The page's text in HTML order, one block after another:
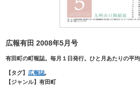
広報有田 2008年5月号
有田町の町報誌。毎月１日発行。ひと月あたりの平
【タグ】 広報誌,
【ジャンル】有田町